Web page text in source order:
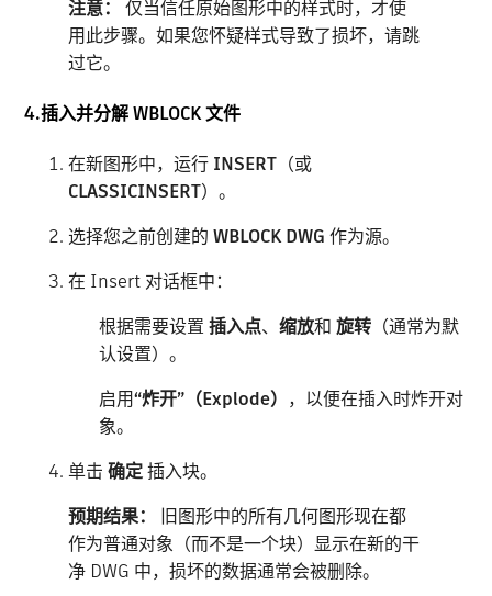
注意：
仅当信任原始图形中的样式时，才使
用此步骤。如果您怀疑样式导致了损坏，请跳
过它。
4.插入并分解 WBLOCK 文件
在新图形中，运行 INSERT （或
CLASSICINSERT）。
选择您之前创建的WBLOCK DWG 作为源。
在 Insert 对话框中：
根据需要设置插入点、缩放和旋转 （通常为默
认设置）。
启用“炸开”（Explode） ，以便在插入时炸开对
象。
单击确定插入块。
预期结果：
旧图形中的所有几何图形现在都
作为普通对象（而不是一个块）显示在新的干
净 DWG 中，损坏的数据通常会被删除。